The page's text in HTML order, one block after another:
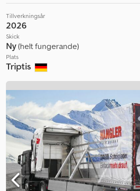
Tillverkningsår
2026
Skick
Ny(helt fungerande)
Plats
Triptis